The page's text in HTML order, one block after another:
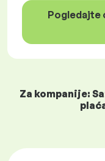
Pogledajte
Za kompanije: